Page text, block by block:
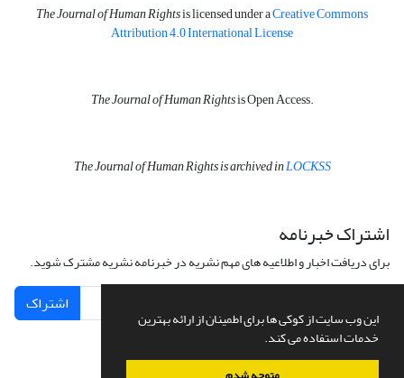
این وب سایت از کوکی ها برای اطمینان از ارائه بهترین
خدمات استفاده می کند.
The Journal of Human Rightsis licensed under aCreative Commons
Attribution 4.0 International License
The Journal of Human Rightsis Open Access.
The Journal of Human Rights is archived inLOCKSS
اشتراک خبرنامه
برای دریافت اخبار و اطلاعیه های مهم نشریه در خبرنامه نشریه مشترک شوید.
اشتراک